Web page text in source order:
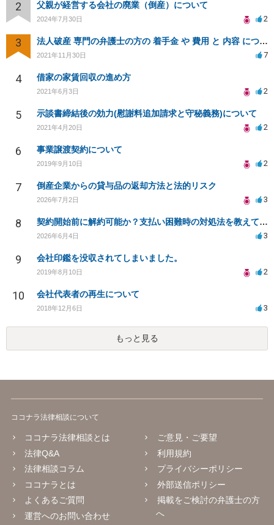
2 父親が経営する会社の廃業（倒産）について
2024年7月30日 2
3 法人破産 専門の弁護士の方の 着手金 や 費用 と 内容 について教えてください
2021年11月30日 7
4 借家の家賃回収の進め方
2021年6月3日 2
5 示談書締結後の効力(慰謝料追加請求と守秘義務)について
2021年4月20日 2
6 事業譲渡契約について
2019年9月10日 2
7 倒産企業からの貸与品の返却方法と法的リスク
2026年7月2日 3
8 契約開始前に解約可能か？支払い困難時の対処法を教えて頂きたいです。
2026年6月4日 3
9 会社印鑑を没収されてしまいました。
2019年8月10日 2
10 会社代表者の再生について
2018年12月6日 3
もっと見る
ココナラ法律相談について
ココナラ法律相談とは
法律Q&A
法律相談コラム
ココナラとは
よくあるご質問
運営へのお問い合わせ
ご意見・ご要望
利用規約
プライバシーポリシー
外部送信ポリシー
掲載をご検討の弁護士の方
へ